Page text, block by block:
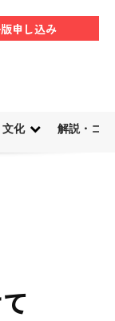
申し込み
文化 解説・コ